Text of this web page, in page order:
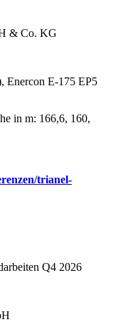
& Co. KG
Enercon E-175 EP5
in m: 166,6, 160,
trianel-
Q4 2026